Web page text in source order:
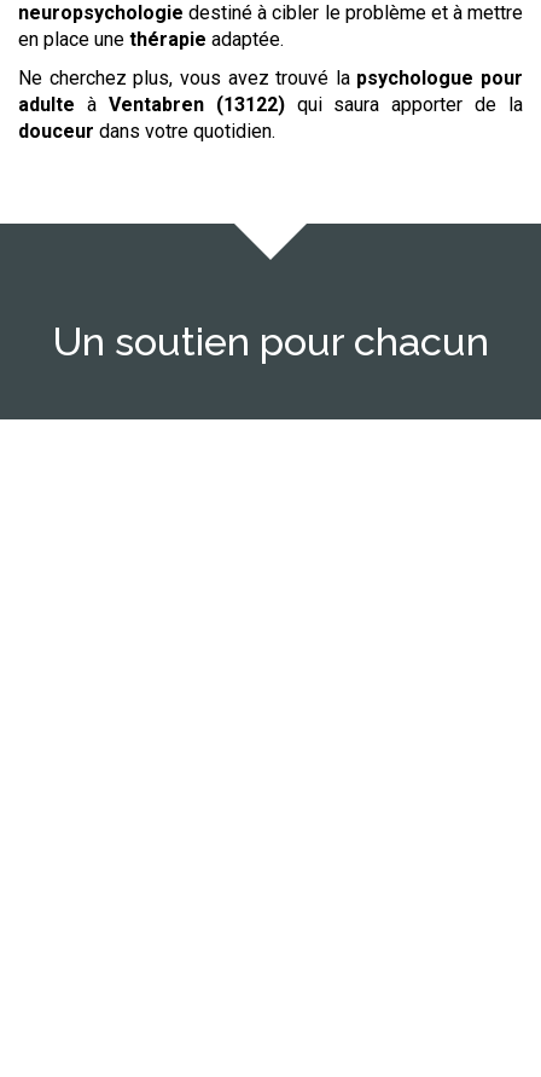
neuropsychologie destiné à cibler le problème et à mettre
en place une thérapie adaptée.
Ne cherchez plus, vous avez trouvé la psychologue pour
adulte à Ventabren (13122) qui saura apporter de la
douceur dans votre quotidien.
Un soutien pour chacun